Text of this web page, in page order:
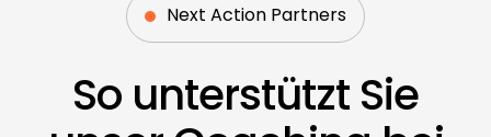
Next Action Partners
So unterstützt Sie